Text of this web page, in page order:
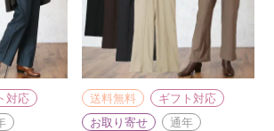
対応
送料無料
ギフト対応
お取り寄せ
通年